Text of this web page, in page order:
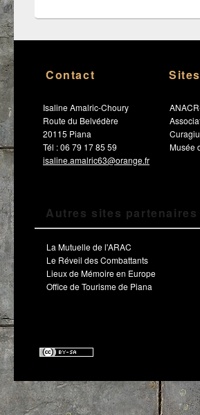
Contact
Isaline Amalric-Choury
Route du Belvédère
20115 Piana
Tél : 06 79 17 85 59
isaline.amalric63@orange.fr
Curagiu
Musée
Autres sites partenaires
La Mutuelle de l'ARAC
Le Réveil des Combattants
Lieux de Mémoire en Europe
Office de Tourisme de Piana